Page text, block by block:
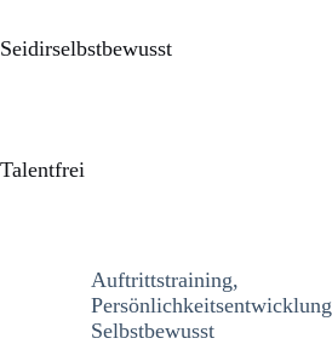
Seidirselbstbewusst
Talentfrei
Auftrittstraining,
Persönlichkeitsentwicklung
Selbstbewusst